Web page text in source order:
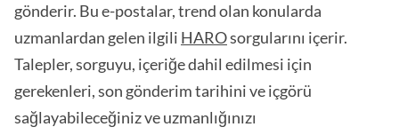
gönderir. Bu e-postalar, trend olan konularda
uzmanlardan gelen ilgili HAROsorgularını içerir.
Talepler, sorguyu, içeriğe dahil edilmesi için
gerekenleri, son gönderim tarihini ve içgörü
sağlayabileceğiniz ve uzmanlığınızı